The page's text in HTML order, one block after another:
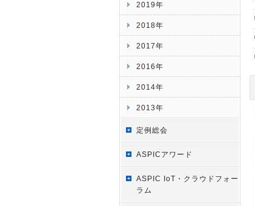
2019年
2018年
2017年
2016年
2014年
2013年
定例総会
ASPICアワード
ASPIC IoT・クラウドフォー
ラム